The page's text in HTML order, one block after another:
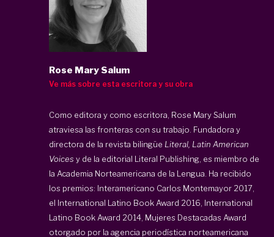
Rose Mary Salum
Ve más sobre esta escritora y su obra
Como editora y como escritora, Rose Mary Salum
atraviesa las fronteras con su trabajo. Fundadora y
directora de la revista bilingüe Literal, Latin American
Voices y de la editorial Literal Publishing, es miembro de
la Academia Norteamericana de la Lengua. Ha recibido
los premios: Interamericano Carlos Montemayor 2017,
el International Latino Book Award 2016, International
Latino Book Award 2014, Mujeres Destacadas Award
otorgado por la agencia periodística norteamericana